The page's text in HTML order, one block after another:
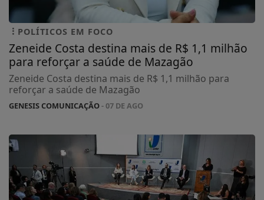
POLÍTICOS EM FOCO
Zeneide Costa destina mais de R$ 1,1 milhão
para reforçar a saúde de Mazagão
Zeneide Costa destina mais de R$ 1,1 milhão para
reforçar a saúde de Mazagão
GENESIS COMUNICAÇÃO- 07 DE AGO